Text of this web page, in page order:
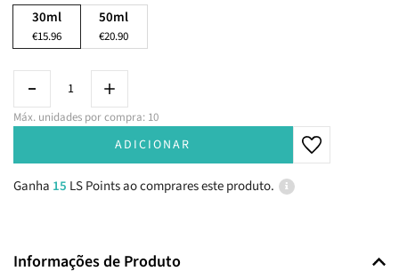
30ml
€15.96
50ml
€20.90
Máx. unidades por compra: 10
ADICIONAR
Ganha 15 LS Points ao comprares este produto.
Informações de Produto